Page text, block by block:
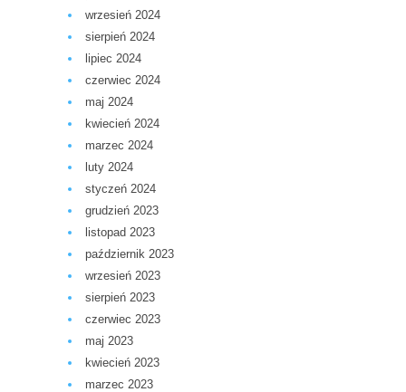
wrzesień 2024
sierpień 2024
lipiec 2024
czerwiec 2024
maj 2024
kwiecień 2024
marzec 2024
luty 2024
styczeń 2024
grudzień 2023
listopad 2023
październik 2023
wrzesień 2023
sierpień 2023
czerwiec 2023
maj 2023
kwiecień 2023
marzec 2023